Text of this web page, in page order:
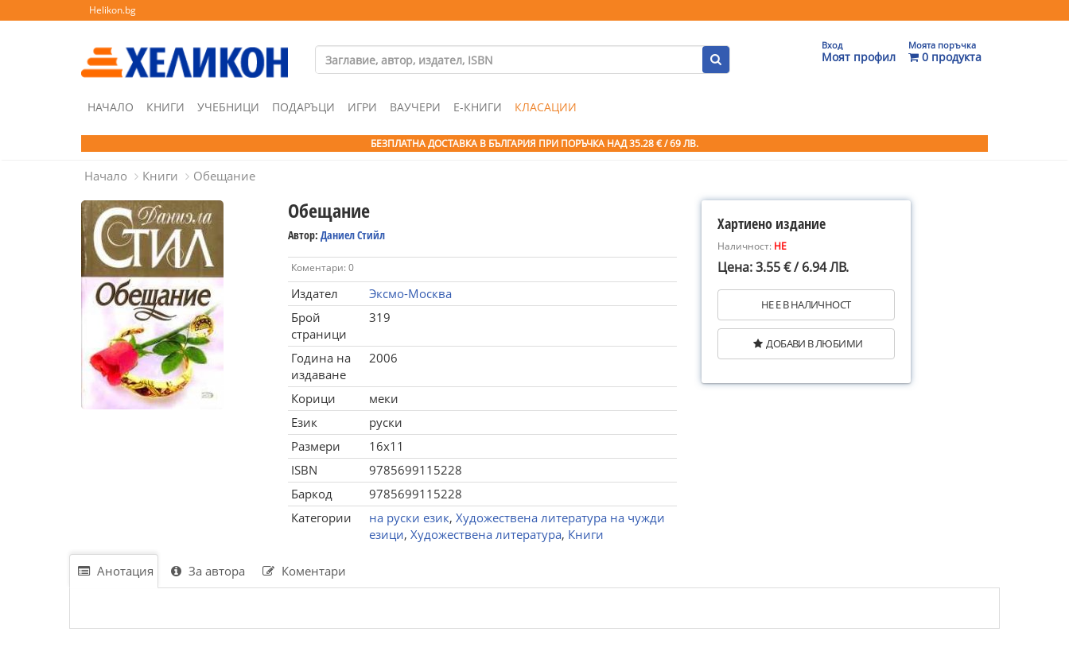
Helikon.bg
Вход
Моят профил
Моята поръчка
0 продукта
НАЧАЛО КНИГИ УЧЕБНИЦИ ПОДАРЪЦИ ИГРИ ВАУЧЕРИ Е-КНИГИ КЛАСАЦИИ
БЕЗПЛАТНА ДОСТАВКА В БЪЛГАРИЯ ПРИ ПОРЪЧКА НАД 35.28 € / 69 ЛВ.
Начало Книги Обещание
Обещание
Автор: Даниел Стийл
Коментари: 0
Издател
Эксмо-Москва
Брой
страници
319
Година на
издаване
2006
Корици
меки
Език
руски
Размери
16x11
ISBN
9785699115228
Баркод
9785699115228
Категории
на руски език, Художествена литература на чужди
езици, Художествена литература, Книги
Хартиено издание
Наличност: НЕ
Цена: 3.55 € / 6.94 ЛВ.
НЕ Е В НАЛИЧНОСТ
ДОБАВИ В ЛЮБИМИ
Анотация За автора Коментари